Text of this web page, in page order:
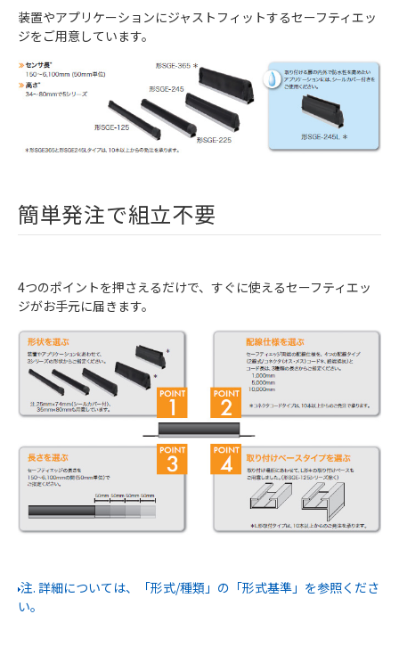
装置やアプリケーションにジャストフィットするセーフティエッ
ジをご用意しています。
簡単発注で組立不要
4つのポイントを押さえるだけで、すぐに使えるセーフティエッ
ジがお手元に届きます。
注. 詳細については、「形式/種類」の「形式基準」を参照くださ
い。